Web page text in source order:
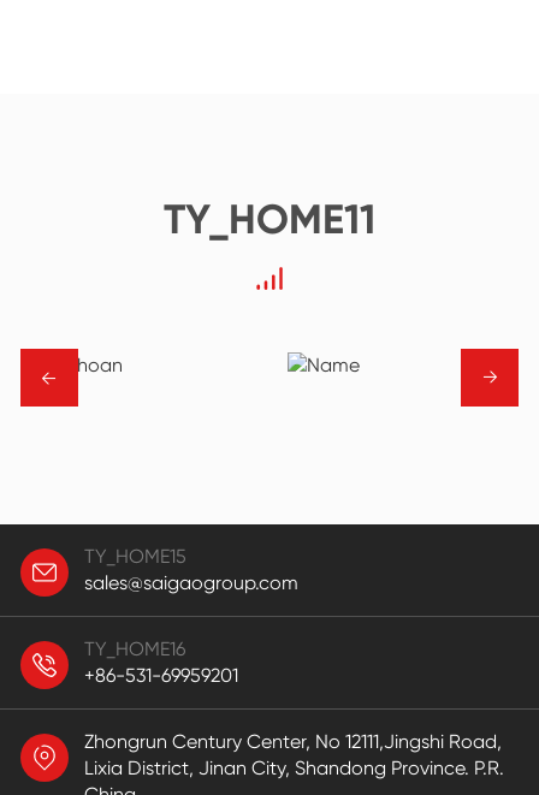
TY_HOME11
→ →
TY_HOME15
sales@saigaogroup.com
TY_HOME16
+86-531-69959201
Zhongrun Century Center, No 12111,Jingshi Road,
Lixia District, Jinan City, Shandong Province. P.R.